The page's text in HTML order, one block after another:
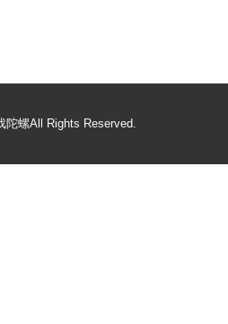
陀螺All Rights Reserved.